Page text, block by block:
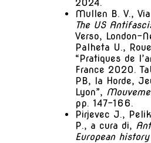
2024.
Mullen B. V.,
The US
Verso, London-
Palheta U.,
“Pratiques de
France 2020.
PB, la Horde,
Lyon”,
pp. 147-166.
Pirjevec J.,
P., a cura di,
European